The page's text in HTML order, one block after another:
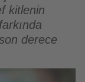
kitlenin
derece